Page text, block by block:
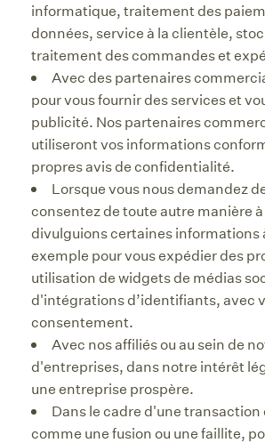
informatique, traitement des
données, service à la clientèle,
traitement des commandes et
Avec des partenaires
pour vous fournir des services et
publicité. Nos partenaires
utiliseront vos informations
propres avis de confidentialité.
Lorsque vous nous demandez
consentez de toute autre manière
divulguions certaines informations
exemple pour vous expédier des
utilisation de widgets de médias
d'intégrations d’identifiants, avec
consentement.
Avec nos affiliés ou au sein de
d'entreprises, dans notre intérêt
une entreprise prospère.
Dans le cadre d'une
comme une fusion ou une faillite,